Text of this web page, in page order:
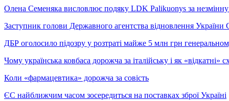
Олена Семеняка висловлює подяку LDK Palikuonys за
Заступник голови Державного агентства відновлення України
ДБР оголосило підозру у розтраті майже 5 млн грн
Чому українська ковбаса дорожча за італійську і як
Коли «фармацевтика» дорожча за совість
ЄС найближчим часом зосередиться на поставках зброї Україні